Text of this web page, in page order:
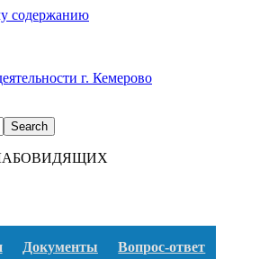
содержанию
г. Кемерово
Search
Документы Вопрос-ответ